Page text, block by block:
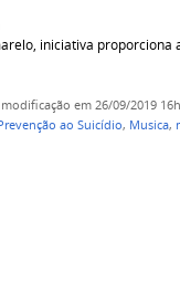
iniciativa proporciona
em 26/09/2019
ao Suicídio, Musica,